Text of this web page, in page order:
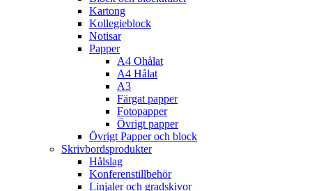
Kartong
Kollegieblock
Notisar
Papper
A4 Ohålat
A4 Hålat
A3
Färgat papper
Fotopapper
Övrigt papper
Övrigt Papper och block
Skrivbordsprodukter
Hålslag
Konferenstillbehör
Linjaler och gradskivor